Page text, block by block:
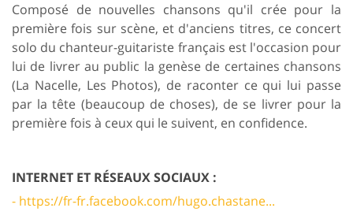
Composé de nouvelles chansons qu'il crée pour la
première fois sur scène, et d'anciens titres, ce concert
solo du chanteur-guitariste français est l'occasion pour
lui de livrer au public la genèse de certaines chansons
(La Nacelle, Les Photos), de raconter ce qui lui passe
par la tête (beaucoup de choses), de se livrer pour la
première fois à ceux qui le suivent, en confidence.
INTERNET ET RÉSEAUX SOCIAUX :
- https://fr-fr.facebook.com/hugo.chastane...